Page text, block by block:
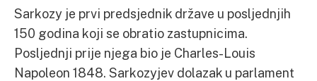
Sarkozy je prvi predsjednik države u posljednjih
150 godina koji se obratio zastupnicima.
Posljednji prije njega bio je Charles-Louis
Napoleon 1848. Sarkozyjev dolazak u parlament